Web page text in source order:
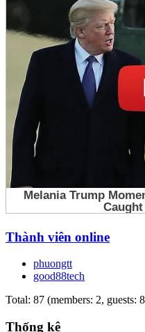
Thành viên online
phuongtt
good88tech
Total: 87 (members: 2, guests:
Thống kê